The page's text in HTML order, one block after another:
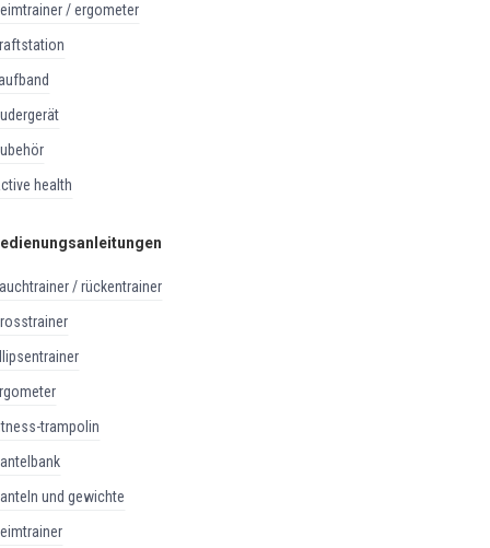
heimtrainer / ergometer
kraftstation
rudergerät
zubehör
active health
bauchtrainer / rückentrainer
crosstrainer
ellipsentrainer
ergometer
trampolin
hantelbank
hanteln und gewichte
heimtrainer